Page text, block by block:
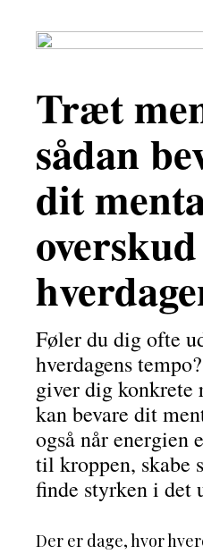
Træt
sådan
dit
Føler du dig ofte
hverdagens
giver dig konkrete
kan bevare dit
også når
til kroppen, skabe
finde styrken i det
Der er dage, hvor